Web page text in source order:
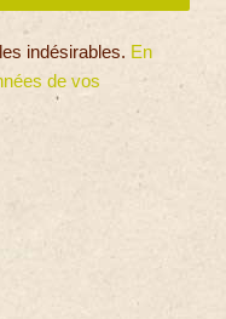
indésirables. En
de vos